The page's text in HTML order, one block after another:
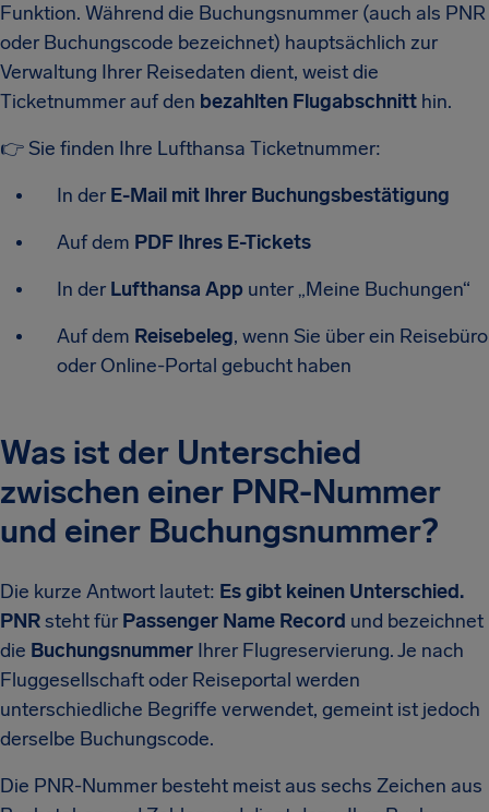
Funktion. Während die Buchungsnummer (auch als PNR
oder Buchungscode bezeichnet) hauptsächlich zur
Verwaltung Ihrer Reisedaten dient, weist die
Ticketnummer auf den bezahlten Flugabschnitt hin.
👉 Sie finden Ihre Lufthansa Ticketnummer:
In der E-Mail mit Ihrer Buchungsbestätigung
Auf dem PDF Ihres E-Tickets
In der Lufthansa App unter „Meine Buchungen“
Auf dem Reisebeleg, wenn Sie über ein Reisebüro
oder Online-Portal gebucht haben
Was ist der Unterschied
zwischen einer PNR-Nummer
und einer Buchungsnummer?
Die kurze Antwort lautet: Es gibt keinen Unterschied.
PNRsteht für Passenger Name Record und bezeichnet
die Buchungsnummer Ihrer Flugreservierung. Je nach
Fluggesellschaft oder Reiseportal werden
unterschiedliche Begriffe verwendet, gemeint ist jedoch
derselbe Buchungscode.
Die PNR-Nummer besteht meist aus sechs Zeichen aus